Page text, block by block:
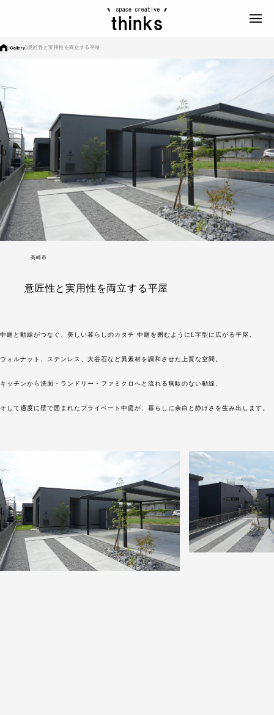
Gallery 意匠性と実用性を両立する平屋
高崎市
意匠性と実用性を両立する平屋
中庭と動線がつなぐ、美しい暮らしのカタチ 中庭を囲むようにL字型に広がる平屋。
ウォルナット、ステンレス、大谷石など異素材を調和させた上質な空間。
キッチンから洗面・ランドリー・ファミクロへと流れる無駄のない動線、
そして適度に壁で囲まれたプライベート中庭が、暮らしに余白と静けさを生み出します。